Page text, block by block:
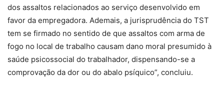
dos assaltos relacionados ao serviço desenvolvido em
favor da empregadora. Ademais, a jurisprudência do TST
tem se firmado no sentido de que assaltos com arma de
fogo no local de trabalho causam dano moral presumido à
saúde psicossocial do trabalhador, dispensando-se a
comprovação da dor ou do abalo psíquico”, concluiu.